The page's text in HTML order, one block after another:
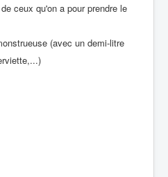
ceux qu'on a pour prendre le
(avec un demi-litre